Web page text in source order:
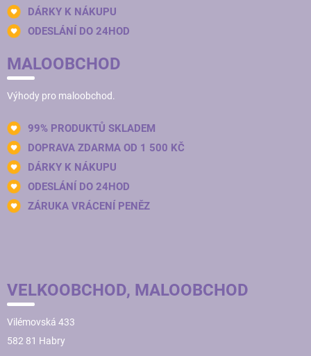
DÁRKY K NÁKUPU
ODESLÁNÍ DO 24HOD
MALOOBCHOD
Výhody pro maloobchod.
99% PRODUKTŮ SKLADEM
DOPRAVA ZDARMA OD 1 500 KČ
DÁRKY K NÁKUPU
ODESLÁNÍ DO 24HOD
ZÁRUKA VRÁCENÍ PENĚZ
VELKOOBCHOD, MALOOBCHOD
Vilémovská 433
582 81 Habry